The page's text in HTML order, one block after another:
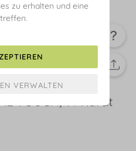
TOUCH, 14 Karat
zu erhalten und eine